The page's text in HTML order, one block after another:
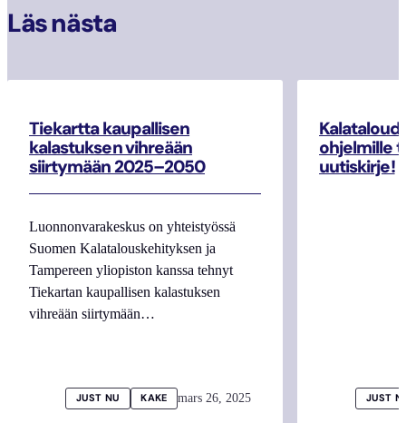
Läs nästa
Tiekartta kaupallisen
kalastuksen vihreään
siirtymään 2025–2050
Luonnonvarakeskus on yhteistyössä
Suomen Kalatalouskehityksen ja
Tampereen yliopiston kanssa tehnyt
Tiekartan kaupallisen kalastuksen
vihreään siirtymään…
JUST NU KAKE mars 26, 2025
ohjelmille
uutiskirje!
JUST